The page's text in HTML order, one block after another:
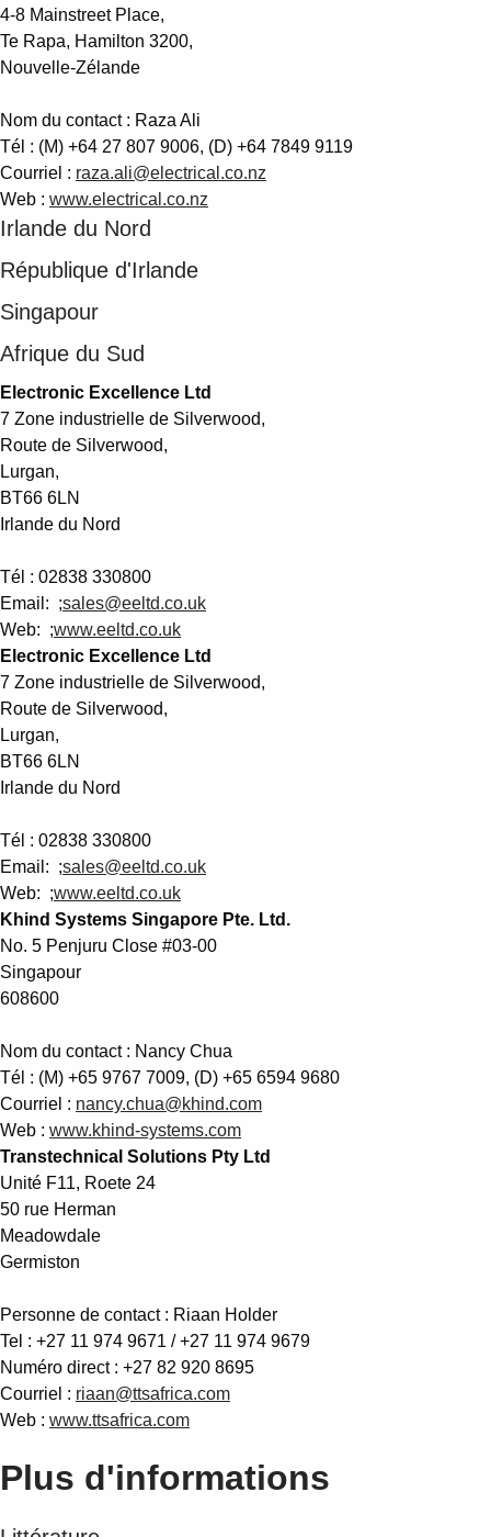
4-8 Mainstreet Place,
Te Rapa, Hamilton 3200,
Nouvelle-Zélande
Nom du contact : Raza Ali
Tél : (M) +64 27 807 9006, (D) +64 7849 9119
Courriel : raza.ali@electrical.co.nz
Web : www.electrical.co.nz
Irlande du Nord
République d'Irlande
Singapour
Afrique du Sud
Electronic Excellence Ltd
7 Zone industrielle de Silverwood,
Route de Silverwood,
Lurgan,
BT66 6LN
Irlande du Nord
Tél : 02838 330800
Email: ;sales@eeltd.co.uk
Web: ;www.eeltd.co.uk
Electronic Excellence Ltd
7 Zone industrielle de Silverwood,
Route de Silverwood,
Lurgan,
BT66 6LN
Irlande du Nord
Tél : 02838 330800
Email: ;sales@eeltd.co.uk
Web: ;www.eeltd.co.uk
Khind Systems Singapore Pte. Ltd.
No. 5 Penjuru Close #03-00
Singapour
608600
Nom du contact : Nancy Chua
Tél : (M) +65 9767 7009, (D) +65 6594 9680
Courriel : nancy.chua@khind.com
Web : www.khind-systems.com
Transtechnical Solutions Pty Ltd
Unité F11, Roete 24
50 rue Herman
Meadowdale
Germiston
Personne de contact : Riaan Holder
Tel : +27 11 974 9671 / +27 11 974 9679
Numéro direct : +27 82 920 8695
Courriel : riaan@ttsafrica.com
Web : www.ttsafrica.com
Plus d'informations